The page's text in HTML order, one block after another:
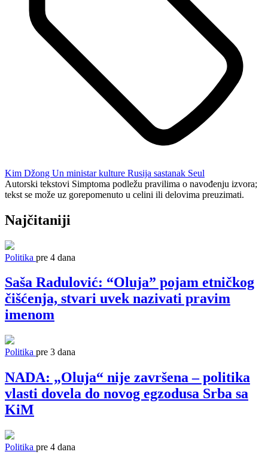
Kim Džong Un ministar kulture Rusija sastanak Seul
Autorski tekstovi Simptoma podležu pravilima o navođenju izvora;
tekst se može uz gorepomenuto u celini ili delovima preuzimati.
Najčitaniji
Politika pre 4 dana
Saša Radulović: “Oluja” pojam etničkog
čišćenja, stvari uvek nazivati pravim
imenom
Politika pre 3 dana
NADA: „Oluja“ nije završena – politika
vlasti dovela do novog egzodusa Srba sa
KiM
Politika pre 4 dana